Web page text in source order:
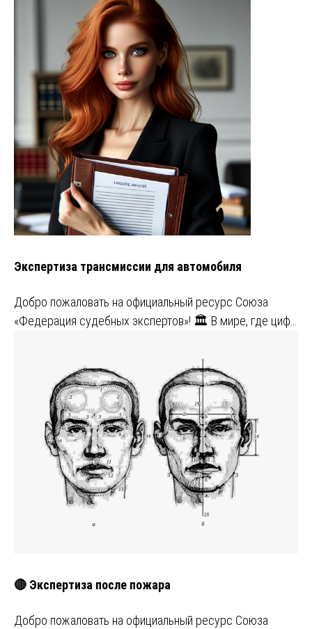
Экспертиза трансмиссии для автомобиля
Добро пожаловать на официальный ресурс Союза
«Федерация судебных экспертов»! 🏛️ В мире, где циф…
🔴 Экспертиза после пожара
Добро пожаловать на официальный ресурс Союза